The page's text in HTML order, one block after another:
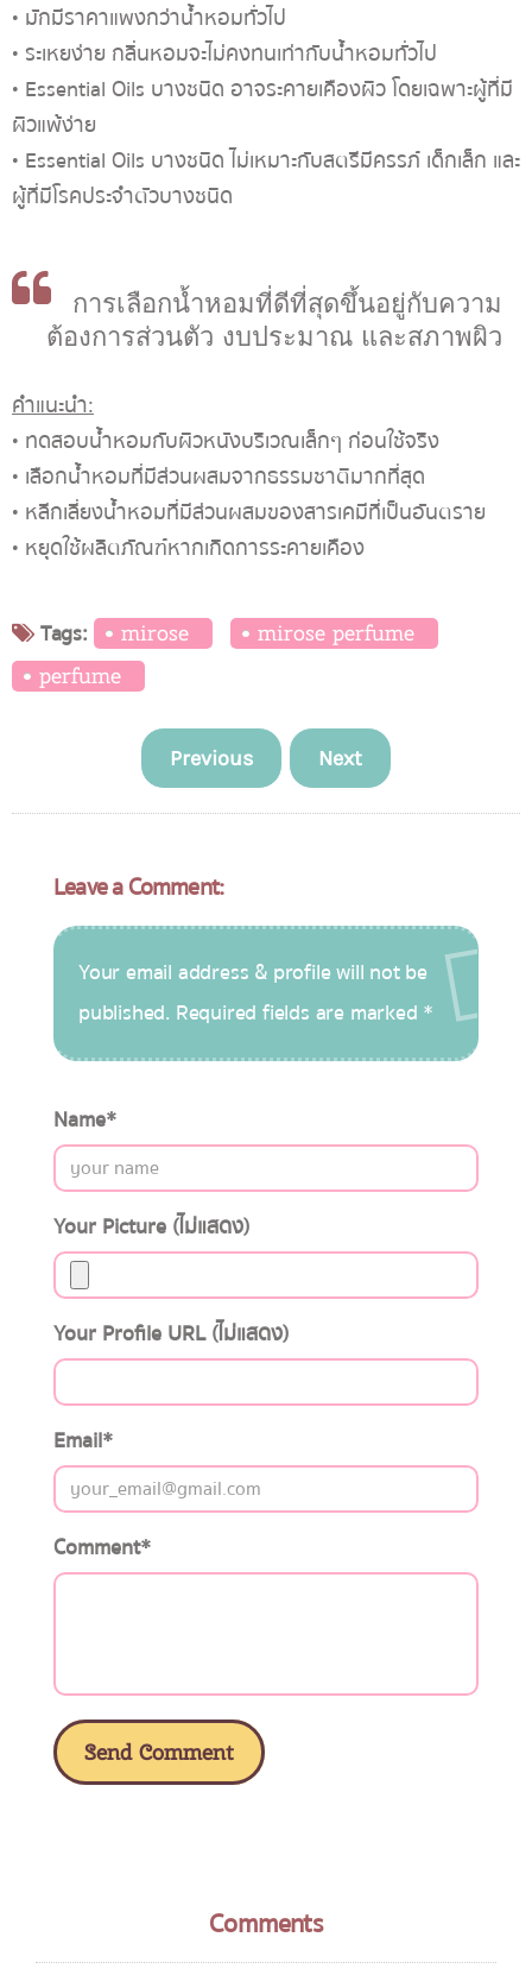
• มักมีราคาแพงกว่าน้ำหอมทั่วไป
• ระเหยง่าย กลิ่นหอมจะไม่คงทนเท่ากับน้ำหอมทั่วไป
• Essential Oils บางชนิด อาจระคายเคืองผิว โดยเฉพาะผู้ที่มี
ผิวแพ้ง่าย
• Essential Oils บางชนิด ไม่เหมาะกับสตรีมีครรภ์ เด็กเล็ก และ
ผู้ที่มีโรคประจำตัวบางชนิด
การเลือกน้ำหอมที่ดีที่สุดขึ้นอยู่กับความ
ต้องการส่วนตัว งบประมาณ และสภาพผิว
คำแนะนำ:
• ทดสอบน้ำหอมกับผิวหนังบริเวณเล็กๆ ก่อนใช้จริง
• เลือกน้ำหอมที่มีส่วนผสมจากธรรมชาติมากที่สุด
• หลีกเลี่ยงน้ำหอมที่มีส่วนผสมของสารเคมีที่เป็นอันตราย
• หยุดใช้ผลิตภัณฑ์หากเกิดการระคายเคือง
Tags: mirose
mirose perfume
perfume
Previous Next
Leave a Comment:
Your email address & profile will not be
published. Required fields are marked *
Name*
Your Picture (ไม่แสดง)
Your Profile URL (ไม่แสดง)
Email*
Comment*
Send Comment
Comments